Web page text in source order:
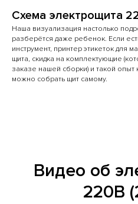
Схема электрощита
Наша визуализация настолько
разберётся даже ребенок. Если
инструмент, принтер этикеток для
щита, скидка на комплектующие
заказе нашей сборки) и такой опыт
можно собрать щит самому.
Видео об
220В